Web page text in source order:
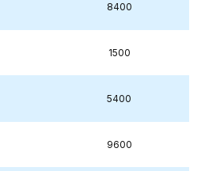
8400
1500
5400
9600